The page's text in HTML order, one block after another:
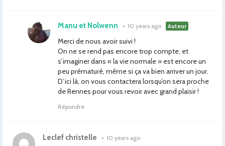
Manu et Nolwenn • 10 years ago Auteur
Merci de nous avoir suivi !
On ne se rend pas encore trop compte, et
s’imaginer dans « la vie normale » est encore un
peu prématuré, même si ça va bien arriver un jour.
D’ici là, on vous contactera lorsqu’on sera proche
de Rennes pour vous revoir avec grand plaisir !
Répondre
Leclef christelle • 10 years ago